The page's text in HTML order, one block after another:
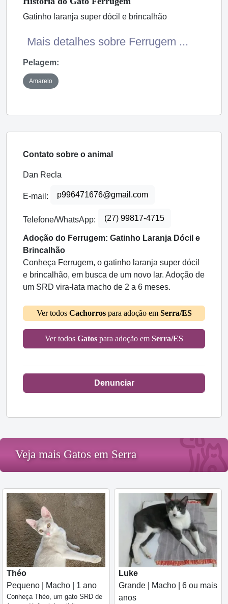
Gatinho laranja super dócil e brincalhão
Mais detalhes sobre Ferrugem ...
Pelagem:
Amarelo
Contato sobre o animal
Dan Recla
E-mail: p996471676@gmail.com
Telefone/WhatsApp: (27) 99817-4715
Adoção do Ferrugem: Gatinho Laranja Dócil e
Brincalhão
Conheça Ferrugem, o gatinho laranja super dócil
e brincalhão, em busca de um novo lar. Adoção de
um SRD vira-lata macho de 2 a 6 meses.
Ver todos Cachorrospara adoção em Serra/ES
Ver todos Gatos para adoção em Serra/ES
Denunciar
Veja mais Gatos em Serra
Théo
Pequeno | Macho | 1 ano
Conheça Théo, um gato SRD de
Luke
Grande | Macho | 6 ou mais
anos